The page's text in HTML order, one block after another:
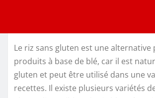
Le riz sans gluten est une alternative
produits à base de blé, car il est
gluten et peut être utilisé dans une
recettes. Il existe plusieurs variétés